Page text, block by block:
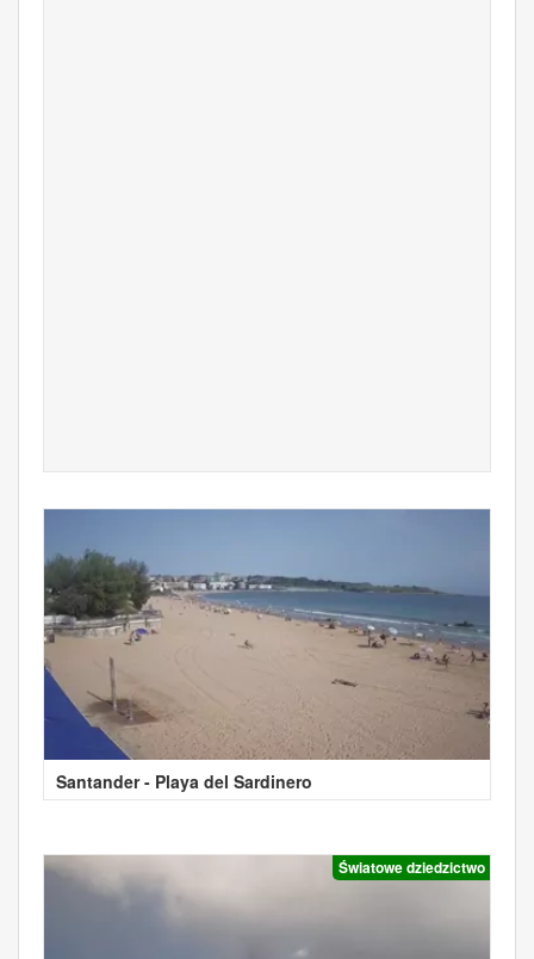
Santander - Playa del Sardinero
Światowe dziedzictwo